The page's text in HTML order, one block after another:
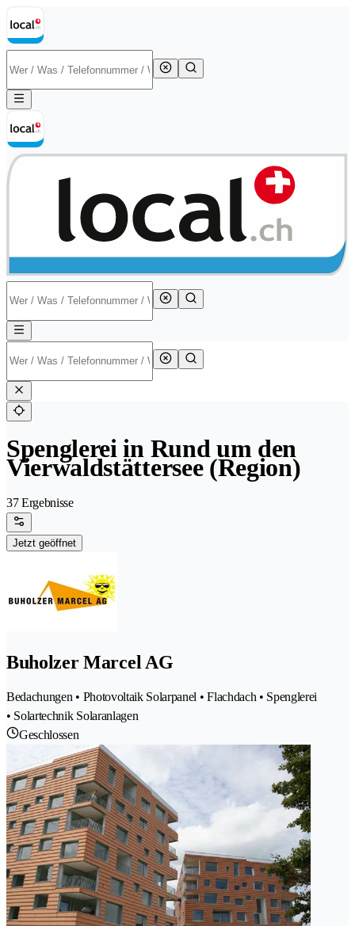
Spenglerei in Rund um den
Vierwaldstättersee (Region)
37 Ergebnisse
Jetzt geöffnet
Buholzer Marcel AG
Bedachungen • Photovoltaik Solarpanel • Flachdach • Spenglerei
• Solartechnik Solaranlagen
Geschlossen